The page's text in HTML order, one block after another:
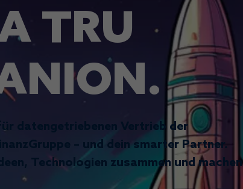
TRU
datengetriebenen Vertrieb der
– und dein smarter Partner.
Technologien zusammen und machen